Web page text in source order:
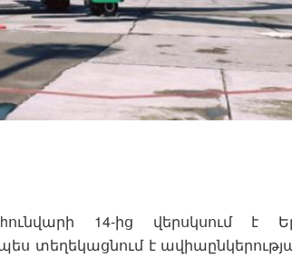
hունվարի 14-ից վերսկսում է
տեղեկացնում է